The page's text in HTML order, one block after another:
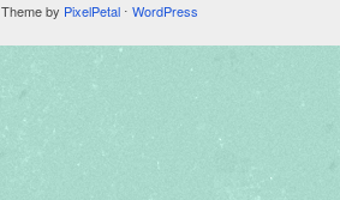
by PixelPetal ⋅ WordPress